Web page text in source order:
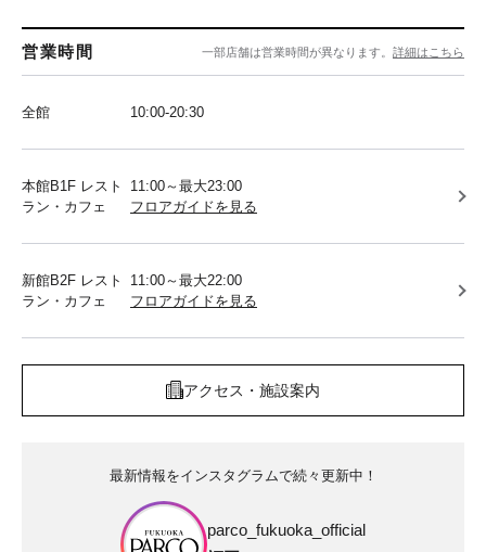
営業時間 一部店舗は営業時間が異なります。 詳細はこちら
全館 10:00-20:30
本館B1F レスト
ラン・カフェ
11:00～最大23:00
フロアガイドを見る
新館B2F レスト
ラン・カフェ
11:00～最大22:00
フロアガイドを見る
アクセス・施設案内
最新情報をインスタグラムで続々更新中！
parco_fukuoka_official